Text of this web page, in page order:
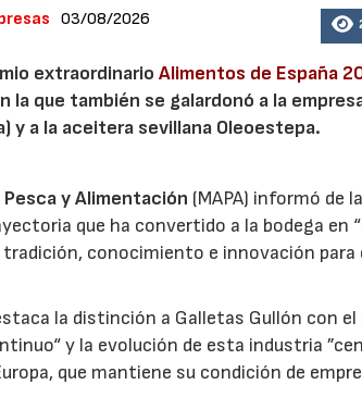
03/08/2026
extraordinarioAlimentos de España
la que también se galardonó a la
y a la aceitera sevillana Oleoestepa.
y Alimentación (MAPA) informó de
que ha convertido a la bodega en
tradición, conocimiento e innovación
la distinción a Galletas Gullón con el
y la evolución de esta industria
que mantiene su condición de